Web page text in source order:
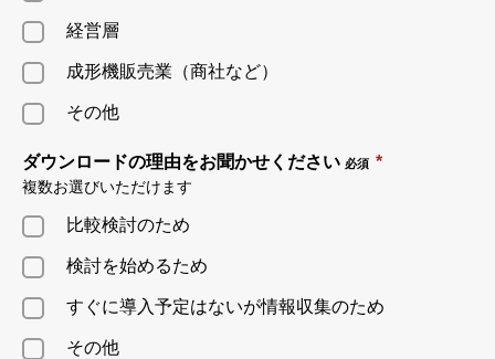
経営層
成形機販売業（商社など）
その他
ダウンロードの理由をお聞かせください 必須 *
複数お選びいただけます
比較検討のため
検討を始めるため
すぐに導入予定はないが情報収集のため
その他